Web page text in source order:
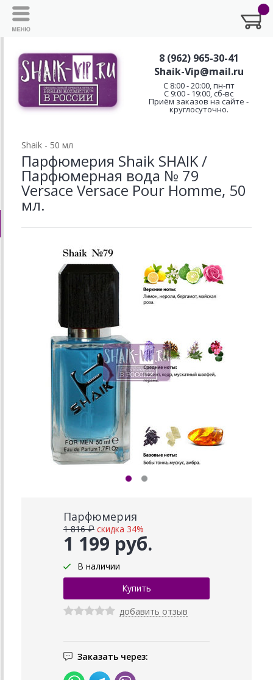
8 (962) 965-30-41
Shaik-Vip@mail.ru
C 8:00 - 20:00, пн-пт
С 9:00 - 19:00, сб-вс
Приём заказов на сайте -
круглосуточно.
Shaik - 50 мл
Парфюмерия Shaik SHAIK /
Парфюмерная вода № 79
Versace Versace Pour Homme, 50
мл.
Парфюмерия
1 199 руб.
1 816 ₽ скидка 34%
В наличии
добавить отзыв
Заказать через: